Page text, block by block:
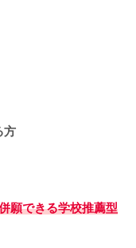
方
願できる学校推薦型